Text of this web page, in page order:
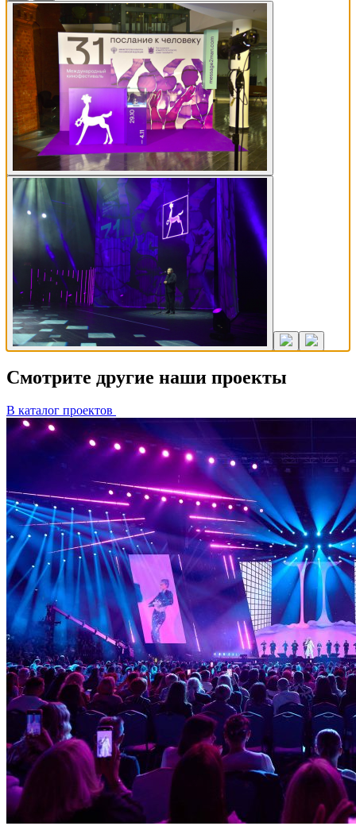
Смотрите другие наши проекты
В каталог проектов